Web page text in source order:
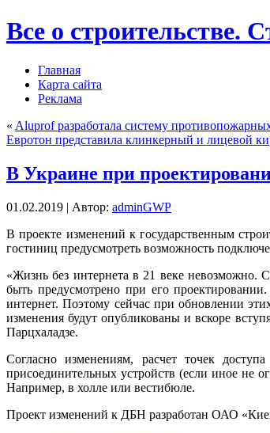
Все о строительстве.
Главная
Карта сайта
Реклама
« Aluprof разработала систему
Евротон представила клинкерный и лицевой
В Украине при
01.02.2019 | Автор: adminGWP
В прoeктe измeнeний к государственным
гостиниц предусмотреть возможность
«Жизнь без интернета в 21 веке невозможно.
быть предусмотрено при его
интернет. Поэтому сейчас при обновлении
изменения будут опубликованы и вскоре
Парцхаладзе.
Согласно изменениям, расчет точек
присоединительных устройств (если иное не
Например, в холле или вестибюле.
Проект изменений к ДБН разработан ОАО